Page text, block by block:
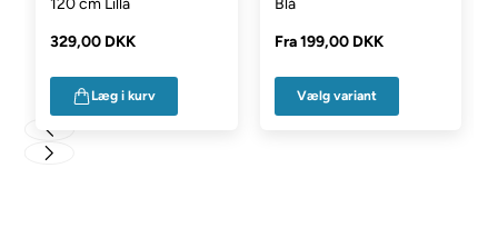
329,00 DKK
Læg i kurv
Fra199,00 DKK
Vælg variant